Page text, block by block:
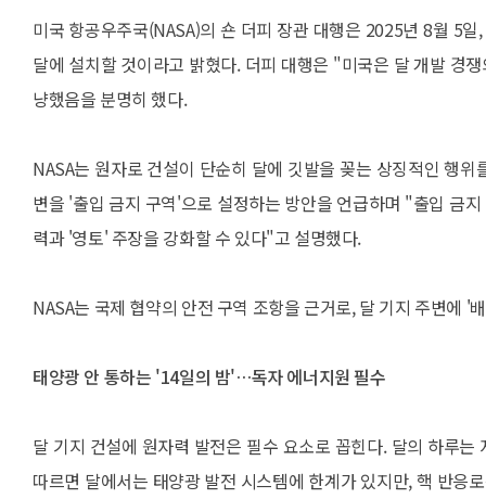
미국 항공우주국(NASA)의 숀 더피 장관 대행은 2025년 8월 5
달에 설치할 것이라고 밝혔다. 더피 대행은 "미국은 달 개발 경
냥했음을 분명히 했다.
NASA는 원자로 건설이 단순히 달에 깃발을 꽂는 상징적인 행
변을 '출입 금지 구역'으로 설정하는 방안을 언급하며 "출입 금
력과 '영토' 주장을 강화할 수 있다"고 설명했다.
NASA는 국제 협약의 안전 구역 조항을 근거로, 달 기지 주변에 '
태양광 안 통하는 '14일의 밤'…독자 에너지원 필수
달 기지 건설에 원자력 발전은 필수 요소로 꼽힌다. 달의 하루
따르면 달에서는 태양광 발전 시스템에 한계가 있지만, 핵 반응